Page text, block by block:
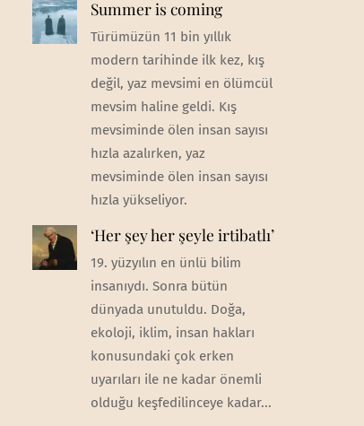
Summer is coming
Türümüzün 11 bin yıllık
modern tarihinde ilk kez, kış
değil, yaz mevsimi en ölümcül
mevsim haline geldi. Kış
mevsiminde ölen insan sayısı
hızla azalırken, yaz
mevsiminde ölen insan sayısı
hızla yükseliyor.
‘Her şey her şeyle irtibatlı’
19. yüzyılın en ünlü bilim
insanıydı. Sonra bütün
dünyada unutuldu. Doğa,
ekoloji, iklim, insan hakları
konusundaki çok erken
uyarıları ile ne kadar önemli
olduğu keşfedilinceye kadar...